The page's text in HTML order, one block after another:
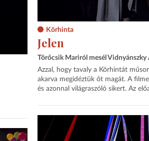
Körhinta
Jelen
Törőcsik Mariról mesél Vidnyánszky
Azzal, hogy tavaly a Körhintát
akarva megidéztük őt magát. A
és azonnal világraszóló sikert. Az